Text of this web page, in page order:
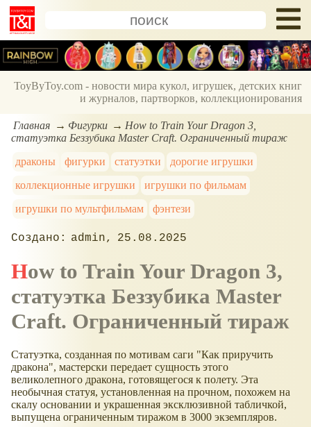
ToyByToy.com - новости мира кукол, игрушек, детских книг
и журналов, партворков, коллекционирования
Главная Фигурки
How to Train Your Dragon 3,
статуэтка Беззубика Master Craft. Ограниченный тираж
драконы
фигурки статуэтки
дорогие игрушки
коллекционные игрушки
игрушки по фильмам
игрушки по мультфильмам
фэнтези
admin 25.08.2025
How to Train Your Dragon 3,
статуэтка Беззубика Master
Craft. Ограниченный тираж
Статуэтка, созданная по мотивам саги "Как приручить
дракона", мастерски передает сущность этого
великолепного дракона, готовящегося к полету. Эта
необычная статуя, установленная на прочном, похожем на
скалу основании и украшенная эксклюзивной табличкой,
выпущена ограниченным тиражом в 3000 экземпляров.